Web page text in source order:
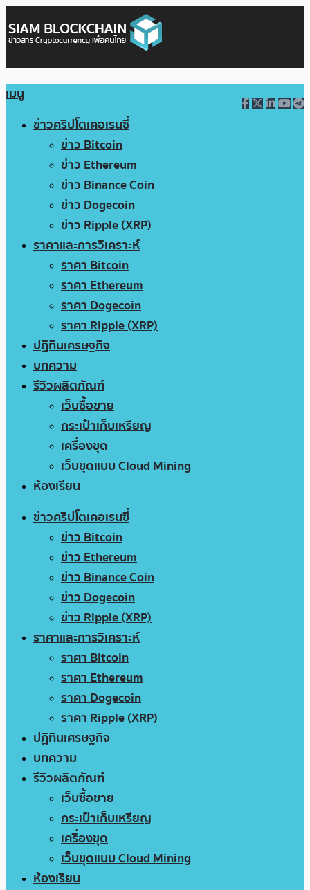
เมนู
ข่าวคริปโตเคอเรนซี่
ข่าว Bitcoin
ข่าว Ethereum
ข่าว Binance Coin
ข่าว Dogecoin
ข่าว Ripple (XRP)
ราคาและการวิเคราะห์
ราคา Bitcoin
ราคา Ethereum
ราคา Dogecoin
ราคา Ripple (XRP)
ปฏิทินเศรษฐกิจ
บทความ
รีวิวผลิตภัณฑ์
เว็บซื้อขาย
กระเป๋าเก็บเหรียญ
เครื่องขุด
เว็บขุดแบบ Cloud Mining
ห้องเรียน
ข่าวคริปโตเคอเรนซี่
ข่าว Bitcoin
ข่าว Ethereum
ข่าว Binance Coin
ข่าว Dogecoin
ข่าว Ripple (XRP)
ราคาและการวิเคราะห์
ราคา Bitcoin
ราคา Ethereum
ราคา Dogecoin
ราคา Ripple (XRP)
ปฏิทินเศรษฐกิจ
บทความ
รีวิวผลิตภัณฑ์
เว็บซื้อขาย
กระเป๋าเก็บเหรียญ
เครื่องขุด
เว็บขุดแบบ Cloud Mining
ห้องเรียน